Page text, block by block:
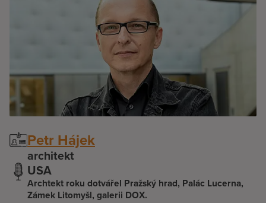
Petr Hájek
architekt
USA
Archtekt roku dotvářel Pražský hrad, Palác Lucerna,
Zámek Litomyšl, galerii DOX.